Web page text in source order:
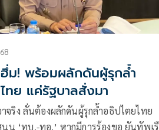
ม! พร้อมผลักดันผู้รุกล้ำ
ทย แค่รัฐบาลสั่งมา
าจริง ลั่นต้องผลักดันผู้รุกล้ำอธิปไตยไทย
น ‘ทบ.-ทอ.’ หากมีการร้องขอ ยันทัพเ